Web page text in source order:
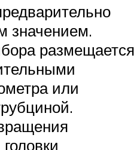
значением.
размещается
или